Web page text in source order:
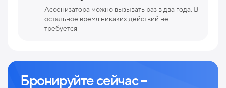
Ассенизатора можно вызывать раз в два года. В
остальное время никаких действий не
требуется
Бронируйте сейчас –